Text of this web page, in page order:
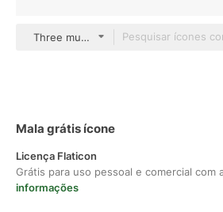
Three musketeers color lineal-color
Mala grátis ícone
Licença Flaticon
Grátis para uso pessoal e comercial com
informações